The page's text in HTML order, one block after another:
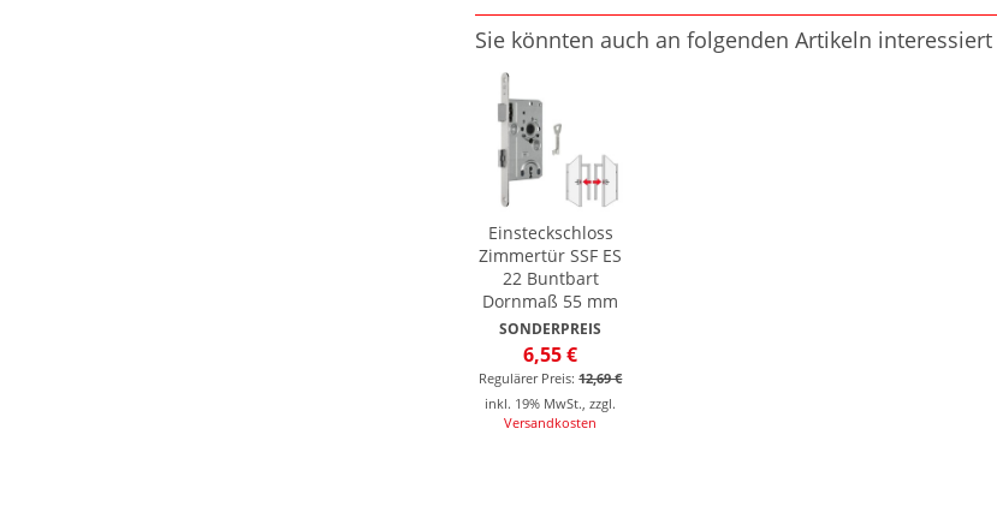
Sie könnten auch an folgenden Artikeln interessiert
Einsteckschloss
Zimmertür SSF ES
22 Buntbart
Dornmaß 55 mm
SONDERPREIS
6,55 €
Regulärer Preis: 12,69 €
inkl. 19% MwSt. ,zzgl.
Versandkosten